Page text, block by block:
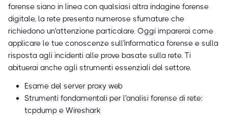
forense siano in linea con qualsiasi altra indagine forense
digitale, la rete presenta numerose sfumature che
richiedono un'attenzione particolare. Oggi imparerai come
applicare le tue conoscenze sull'informatica forense e sulla
risposta agli incidenti alle prove basate sulla rete. Ti
abituerai anche agli strumenti essenziali del settore.
Esame del server proxy web
Strumenti fondamentali per l'analisi forense di rete:
tcpdump e Wireshark